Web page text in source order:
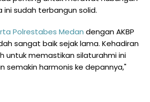
ini sudah terbangun solid.
Polrestabes Medan dengan AKBP
sangat baik sejak lama. Kehadiran
untuk memastikan silaturahmi ini
semakin harmonis ke depannya,"